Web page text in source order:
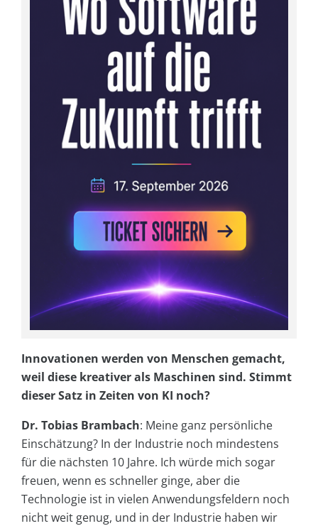
Innovationen werden von Menschen gemacht,
weil diese kreativer als Maschinen sind. Stimmt
dieser Satz in Zeiten von KI noch?
Dr. Tobias Brambach: Meine ganz persönliche
Einschätzung? In der Industrie noch mindestens
für die nächsten 10 Jahre. Ich würde mich sogar
freuen, wenn es schneller ginge, aber die
Technologie ist in vielen Anwendungsfeldern noch
nicht weit genug, und in der Industrie haben wir